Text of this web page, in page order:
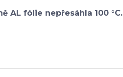
AL fólie nepřesáhla 100 °C.